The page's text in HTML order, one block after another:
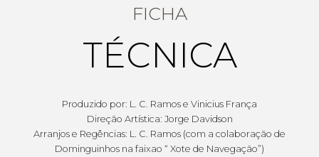
FICHA
TÉCNICA
Produzido por: L. C. Ramos e Vinicius França
Direção Artística: Jorge Davidson
Arranjos e Regências: L. C. Ramos (com a colaboração de
Dominguinhos na faixao “ Xote de Navegação”)